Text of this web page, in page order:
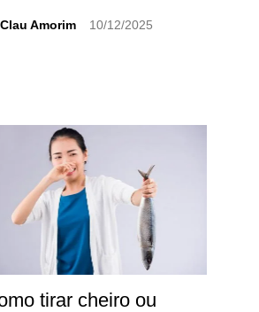
Clau Amorim 10/12/2025
tirar cheiro ou